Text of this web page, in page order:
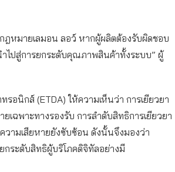
ฎหมายเลมอน ลอว์ หากผู้ผลิตต้องรับผิดชอบ
ไปสู่การยกระดับคุณภาพสินค้าทั้งระบบ” ผู้
อนิกส์ (ETDA) ให้ความเห็นว่า การเยียวยา
ฉพาะทางรองรับ การลำดับสิทธิการเยียวยา
ามเสียหายยังซับซ้อน ดังนั้นจึงมองว่า
กระดับสิทธิผู้บริโภคดิจิทัลอย่างมี